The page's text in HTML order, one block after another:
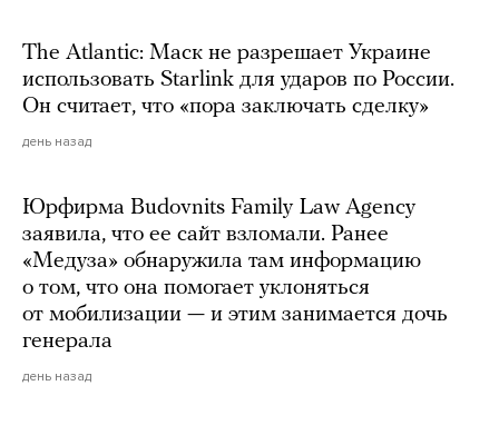
The Atlantic: Маск не разрешает Украине
использовать Starlink для ударов по России.
Он считает, что «пора заключать сделку»
день назад
Юрфирма Budovnits Family Law Agency
заявила, что ее сайт взломали. Ранее
«Медуза» обнаружила там информацию
о том, что она помогает уклоняться
от мобилизации — и этим занимается дочь
генерала
день назад